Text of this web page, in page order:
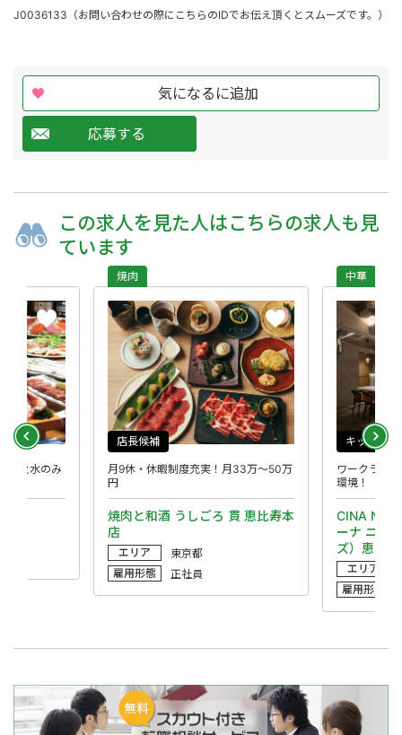
J0036133（お問い合わせの際にこちらのIDでお伝え頂くとスムーズです。）
気になるに追加
応募する
この求人を 見た人はこちらの求人も 見
ています
月火水のみ
焼肉と和酒 うしごろ 貫 恵比寿本
店
月9休・休暇制度充実！月33万～50万
円
焼肉
店長候補
エリア
東京都
雇用形態
正社員
CINA New
ーナ ニュ
ズ）恵比
ワークライ
環境！
中華
キッチン
エリア
雇用形態